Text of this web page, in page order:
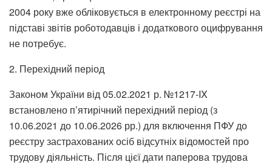
2004 року вже обліковується в електронному реєстрі на
підставі звітів роботодавців і додаткового оцифрування
не потребує.
2. Перехідний період
Законом України від 05.02.2021 р. №1217-IX
встановлено п’ятирічний перехідний період (з
10.06.2021 до 10.06.2026 рр.) для включення ПФУ до
реєстру застрахованих осіб відсутніх відомостей про
трудову діяльність. Після цієї дати паперова трудова